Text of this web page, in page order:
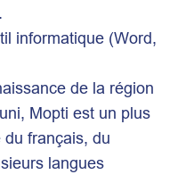
informatique (Word,
de la région
Mopti est un plus
français, du
langues